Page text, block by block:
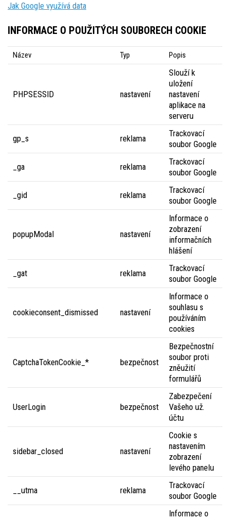
Jak Google využívá data
INFORMACE O POUŽITÝCH SOUBORECH COOKIE
Název Typ Popis
PHPSESSID nastavení
Slouží k
uložení
nastavení
aplikace na
serveru
gp_s reklama
Trackovací
soubor Google
_ga reklama
Trackovací
soubor Google
_gid reklama
Trackovací
soubor Google
popupModal nastavení
Informace o
zobrazení
informačních
hlášení
_gat reklama
Trackovací
soubor Google
cookieconsent_dismissed nastavení
Informace o
souhlasu s
používáním
cookies
CaptchaTokenCookie_* bezpečnost
Bezpečnostní
soubor proti
zněužití
formulářů
UserLogin bezpečnost
Zabezpečení
Vašeho už.
účtu
sidebar_closed nastavení
Cookie s
nastavením
zobrazení
levého panelu
__utma reklama
Trackovací
soubor Google
Informace o